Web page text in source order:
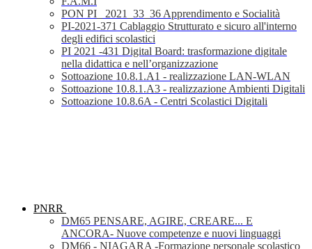
PON PI_ 2021_33_36 Apprendimento e Socialità
PI-2021-371 Cablaggio Strutturato e sicuro all'interno
degli edifici scolastici
PI 2021 -431 Digital Board: trasformazione digitale
nella didattica e nell’organizzazione
Sottoazione 10.8.1.A1 - realizzazione LAN-WLAN
Sottoazione 10.8.1.A3 - realizzazione Ambienti Digitali
Sottoazione 10.8.6A - Centri Scolastici Digitali
PNRR
DM65 PENSARE, AGIRE, CREARE... E
ANCORA- Nuove competenze e nuovi linguaggi
DM66 - NIAGARA -Formazione personale scolastico